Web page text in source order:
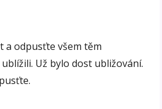
a odpusťte všem těm
Už bylo dost ubližování.